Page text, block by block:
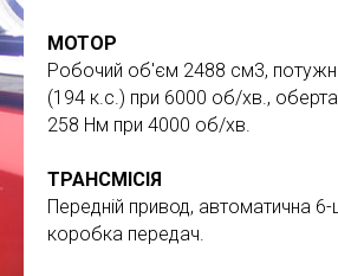
МОТОР
Робочий об'єм 2488 см3,
(194 к.с.) при 6000 об/хв.,
258 Нм при 4000 об/хв.
ТРАНСМІСІЯ
Передній привод, автоматична
коробка передач.